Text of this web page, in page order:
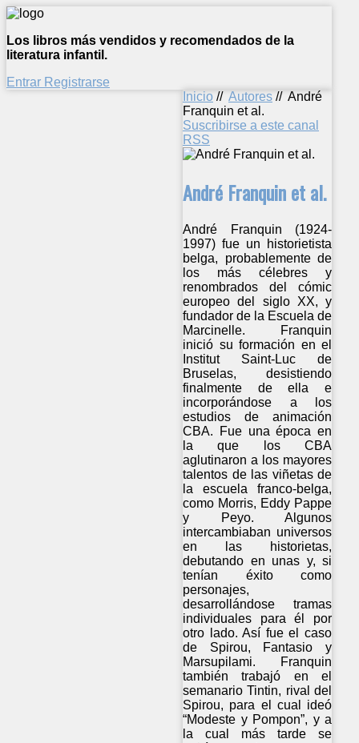
Los libros más vendidos y recomendados de la
literatura infantil.
Entrar Registrarse
Inicio // Autores // André
Franquin et al.
Suscribirse a este canal
RSS
André Franquin et al.
André Franquin (1924-
1997) fue un historietista
belga, probablemente de
los más célebres y
renombrados del cómic
europeo del siglo XX, y
fundador de la Escuela de
Marcinelle. Franquin
inició su formación en el
Institut Saint-Luc de
Bruselas, desistiendo
finalmente de ella e
incorporándose a los
estudios de animación
CBA. Fue una época en
la que los CBA
aglutinaron a los mayores
talentos de las viñetas de
la escuela franco-belga,
como Morris, Eddy Pappe
y Peyo. Algunos
intercambiaban universos
en las historietas,
debutando en unas y, si
tenían éxito como
personajes,
desarrollándose tramas
individuales para él por
otro lado. Así fue el caso
de Spirou, Fantasio y
Marsupilami. Franquin
también trabajó en el
semanario Tintin, rival del
Spirou, para el cual ideó
“Modeste y Pompon”, y a
la cual más tarde se